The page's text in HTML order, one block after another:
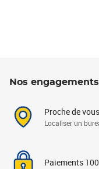
Nos engagements
Proche de vous
Localiser un
Paiements